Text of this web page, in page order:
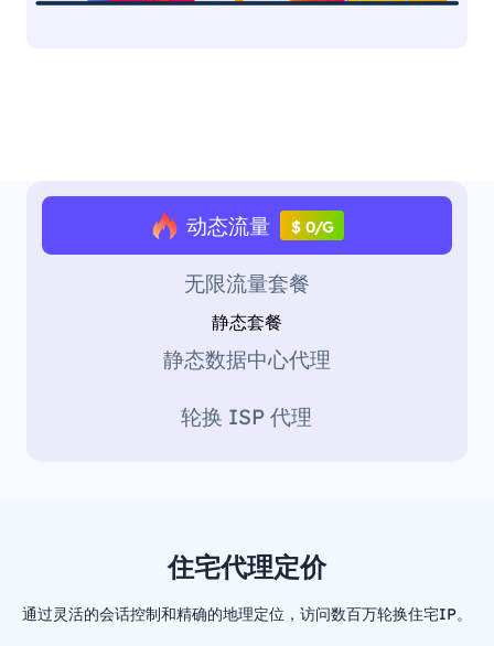
动态流量 $ 0/G
无限流量套餐
静态套餐
静态数据中心代理
轮换 ISP 代理
住宅代理定价
通过灵活的会话控制和精确的地理定位，访问数百万轮换住宅IP。